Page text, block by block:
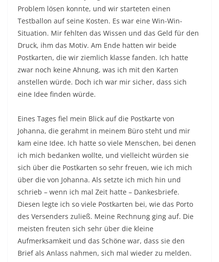
Problem lösen konnte, und wir starteten einen
Testballon auf seine Kosten. Es war eine Win-Win-
Situation. Mir fehlten das Wissen und das Geld für den
Druck, ihm das Motiv. Am Ende hatten wir beide
Postkarten, die wir ziemlich klasse fanden. Ich hatte
zwar noch keine Ahnung, was ich mit den Karten
anstellen würde. Doch ich war mir sicher, dass sich
eine Idee finden würde.
Eines Tages fiel mein Blick auf die Postkarte von
Johanna, die gerahmt in meinem Büro steht und mir
kam eine Idee. Ich hatte so viele Menschen, bei denen
ich mich bedanken wollte, und vielleicht würden sie
sich über die Postkarten so sehr freuen, wie ich mich
über die von Johanna. Als setzte ich mich hin und
schrieb – wenn ich mal Zeit hatte – Dankesbriefe.
Diesen legte ich so viele Postkarten bei, wie das Porto
des Versenders zuließ. Meine Rechnung ging auf. Die
meisten freuten sich sehr über die kleine
Aufmerksamkeit und das Schöne war, dass sie den
Brief als Anlass nahmen, sich mal wieder zu melden.